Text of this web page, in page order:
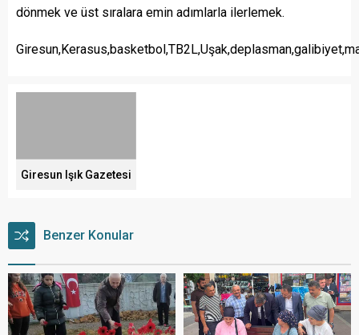
dönmek ve üst sıralara emin adımlarla ilerlemek.
Giresun Işık Gazetesi
Benzer Konular